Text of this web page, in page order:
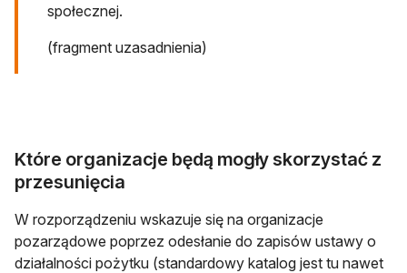
społecznej.
(fragment uzasadnienia)
Które organizacje będą mogły skorzystać z
przesunięcia
W rozporządzeniu wskazuje się na organizacje
pozarządowe poprzez odesłanie do zapisów ustawy o
działalności pożytku (standardowy katalog jest tu nawet